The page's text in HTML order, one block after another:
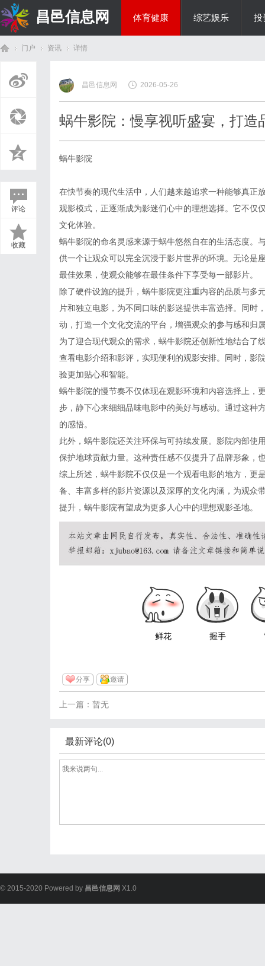
昌邑信息网 体育健康 综艺娱乐 投
门户 资讯
›
详情
评论
收藏
昌邑信息网 2026-05-26
蜗牛影院：慢享视听盛宴，打造
蜗牛影院
在快节奏的现代生活中，人们越来越追求一种能够真正
观影模式，正逐渐成为影迷们心中的理想选择。它不仅
文化体验。
蜗牛影院的命名灵感来源于蜗牛悠然自在的生活态度。
供一个让观众可以完全沉浸于影片世界的环境。无论是
最佳效果，使观众能够在最佳条件下享受每一部影片。
除了硬件设施的提升，蜗牛影院更注重内容的品质与多
片和独立电影，为不同口味的影迷提供丰富选择。同
动，打造一个文化交流的平台，增强观众的参与感和归
为了迎合现代观众的需求，蜗牛影院还创新性地结合了
查看电影介绍和影评，实现便利的观影安排。同时，影
验更加贴心和智能。
蜗牛影院的慢节奏不仅体现在观影环境和内容选择上，
步，静下心来细细品味电影中的美好与感动。通过这种
的感悟。
此外，蜗牛影院还关注环保与可持续发展。影院内部使
保护地球贡献力量。这种责任感不仅提升了品牌形象，
综上所述，蜗牛影院不仅仅是一个观看电影的地方，更
备、丰富多样的影片资源以及深厚的文化内涵，为观众
提升，蜗牛影院有望成为更多人心中的理想观影圣地。
鲜花 握手
分享 邀请
上一篇：暂无
最新评论(0)
© 2015-2020 Powered by 昌邑信息网 X1.0